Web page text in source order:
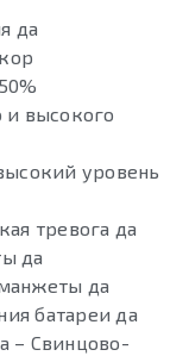
да
и высокого
уровень
тревога да
да
да
батареи да
– Свинцово-